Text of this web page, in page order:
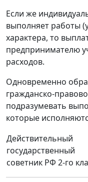
Если же
выполняет работы
характера, то
предпринимателю
расходов.
Одновременно
гражданско-
подразумевать
которые
Действительный
государственный
советник РФ 2-го